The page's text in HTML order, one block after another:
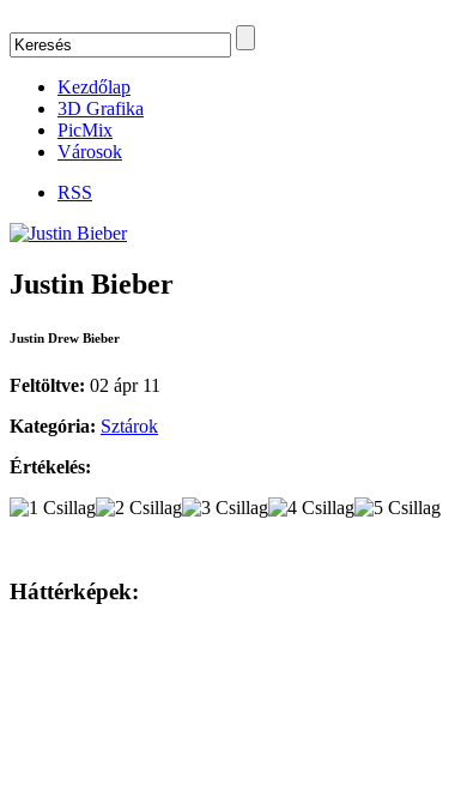
Kezdőlap
3D Grafika
PicMix
Városok
RSS
Justin Bieber
Justin Drew Bieber
Feltöltve: 02 ápr 11
Kategória: Sztárok
Értékelés:
Háttérképek: